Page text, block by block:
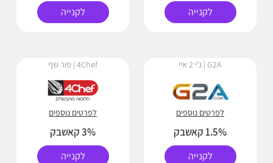
לקנייה לקנייה
G2A | ג'י 2 איי
לפרטים נוספים
1.5% קאשבק
לקנייה
4Chef | פור שף
לפרטים נוספים
3% קאשבק
לקנייה